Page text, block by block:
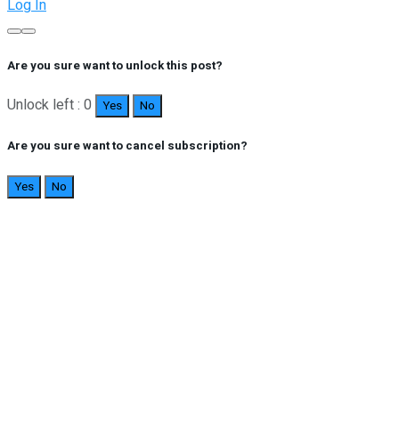
Log In
Are you sure want to unlock this post?
Unlock left : 0 Yes No
Are you sure want to cancel subscription?
Yes No